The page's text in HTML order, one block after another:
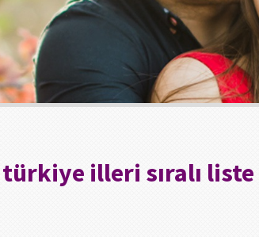
türkiye illeri sıralı liste